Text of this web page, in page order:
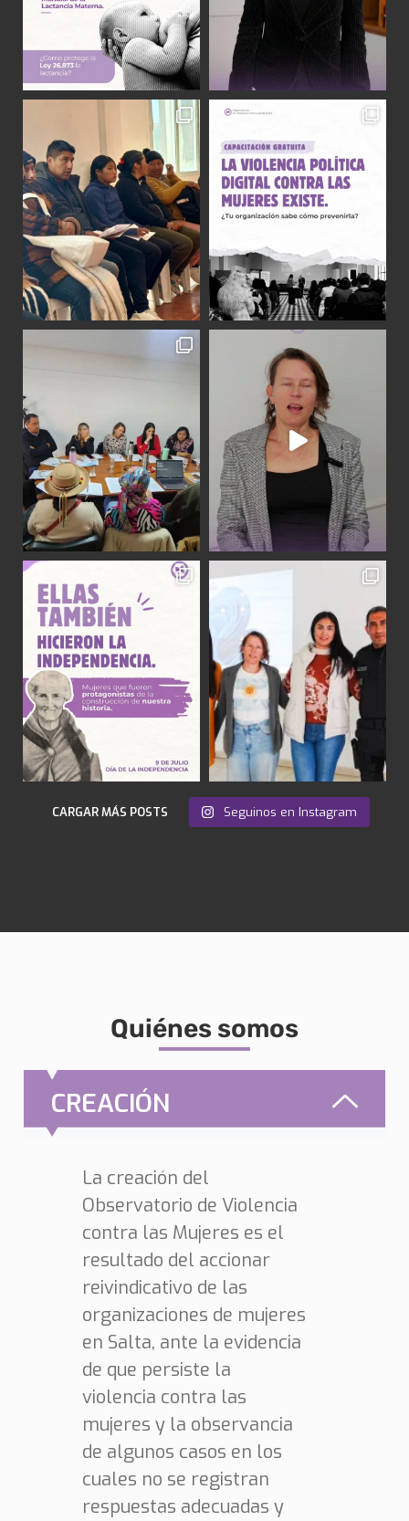
CARGAR MÁS POSTS Seguinos en Instagram
Quiénes somos
CREACIÓN
La creación del
Observatorio de Violencia
contra las Mujeres es el
resultado del accionar
reivindicativo de las
organizaciones de mujeres
en Salta, ante la evidencia
de que persiste la
violencia contra las
mujeres y la observancia
de algunos casos en los
cuales no se registran
respuestas adecuadas y